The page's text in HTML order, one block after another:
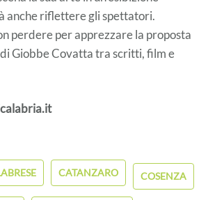
anche riflettere gli spettatori.
perdere per apprezzare la proposta
Giobbe Covatta tra scritti, film e
CATANZARO COSENZA